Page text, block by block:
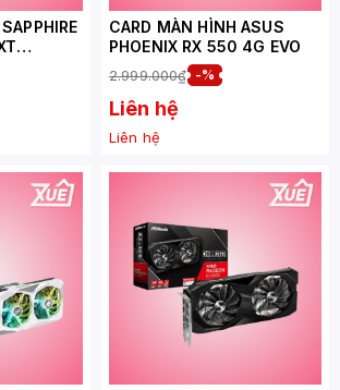
CARD MÀN HÌNH ASUS
PHOENIX RX 550 4G EVO
2.999.000₫ -%
Liên hệ
Liên hệ